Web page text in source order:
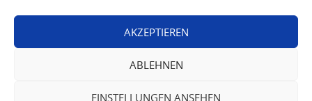
AKZEPTIEREN
ABLEHNEN
EINSTELLUNGEN ANSEHEN
0171 - 691 67 67